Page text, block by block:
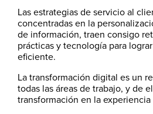
Las estrategias de servicio al
concentradas en la
de información, traen consigo
prácticas y tecnología para
eficiente.
La transformación digital es un
todas las áreas de trabajo, y de
transformación en la experiencia